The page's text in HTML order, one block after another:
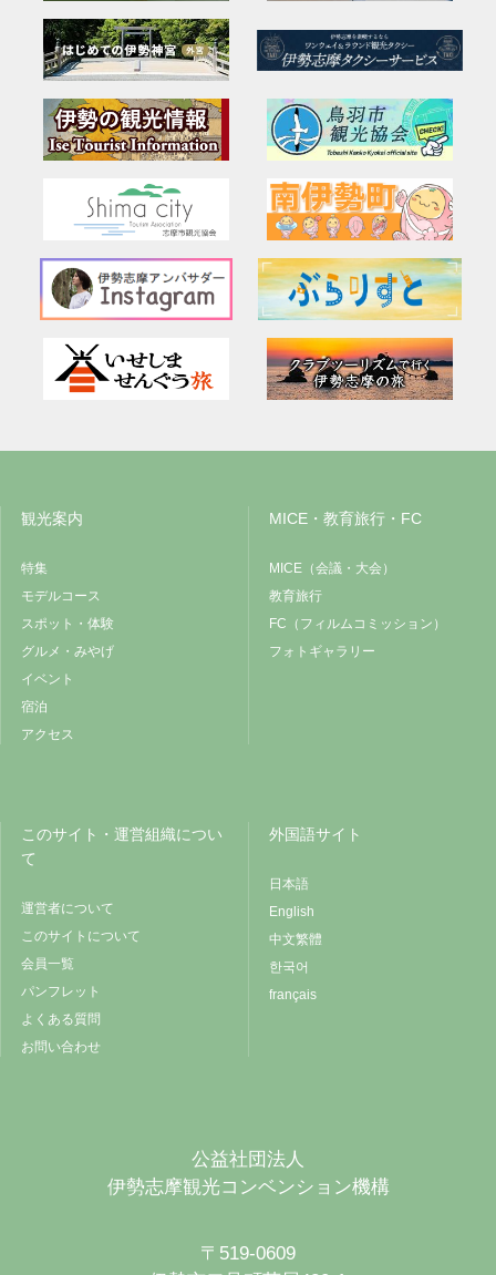
観光案内
特集
モデルコース
スポット・体験
グルメ・みやげ
イベント
宿泊
アクセス
MICE・教育旅行・FC
MICE（会議・大会）
教育旅行
FC（フィルムコミッション）
フォトギャラリー
このサイト・運営組織につい
て
運営者について
このサイトについて
会員一覧
パンフレット
よくある質問
お問い合わせ
外国語サイト
日本語
English
中文繁體
한국어
français
公益社団法人
伊勢志摩観光コンベンション機構
〒519-0609